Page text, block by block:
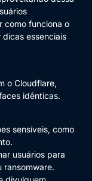
como funciona o
essenciais
o Cloudflare,
idênticas.
sensíveis, como
usuários para
ransomware.